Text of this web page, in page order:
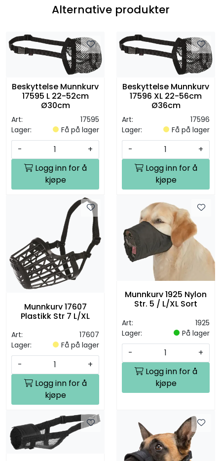
Alternative produkter
Beskyttelse Munnkurv
17595 L 22-52cm
Ø30cm
Art:
17595
Lager:
Få på lager
-
+
Logg inn for å
kjøpe
Beskyttelse Munnkurv
17596 XL 22-56cm
Ø36cm
Art:
17596
Lager:
Få på lager
-
+
Logg inn for å
kjøpe
Munnkurv 17607
Plastikk Str 7 L/XL
Art:
17607
Lager:
Få på lager
-
+
Logg inn for å
kjøpe
Munnkurv 1925 Nylon
Str. 5 / L/XL Sort
Art:
1925
Lager:
På lager
-
+
Logg inn for å
kjøpe